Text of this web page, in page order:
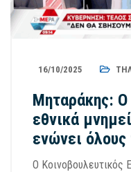
16/10/2025
Μηταράκης:
εθνικά
ενώνει
Ο